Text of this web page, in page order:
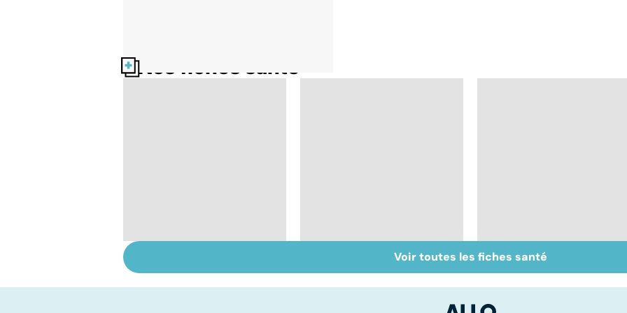
Nos fiches santé
domicile, c'est facile !
Don de gamètes : le
pour et le contre
Mediator® : le début
d'une enquête
Voir toutes les fiches santé